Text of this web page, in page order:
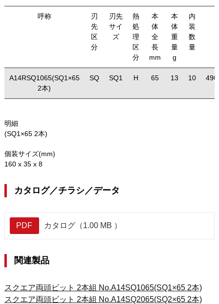
呼称
刃
先
区
分
刃先
サイ
ズ
熱
処
理
区
分
本
体
全
長
mm
本
体
重
量
g
内
装
数
量
A14RSQ1065(SQ1×65
2本)
SQ SQ1 H 65 13 10
明細
(SQ1×65 2本)
個装サイズ(mm)
160 x 35 x 8
カタログ／チラシ／データ
PDF カタログ（1.00 MB ）
関連製品
スクエア両頭ビット 2本組 No.A14SQ1065(SQ1×65 2本)
スクエア両頭ビット 2本組 No.A14SQ2065(SQ2×65 2本)